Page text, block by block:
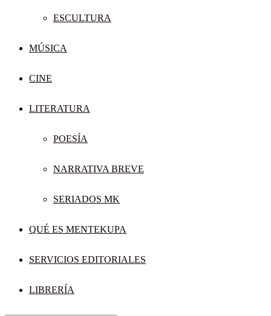
ESCULTURA
MÚSICA
CINE
LITERATURA
POESÍA
NARRATIVA BREVE
SERIADOS MK
QUÉ ES MENTEKUPA
SERVICIOS EDITORIALES
LIBRERÍA